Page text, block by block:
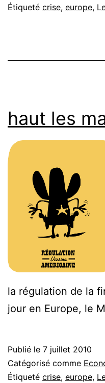
Étiqueté crise, europe,
haut les
la régulation de la
jour en Europe, le
Publié le 7 juillet 2010
Catégorisé comme
Étiqueté crise, europe,